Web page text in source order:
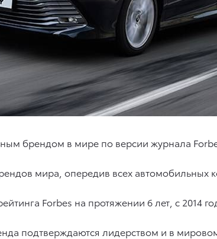
брендом в мире по версии журнала
мира, опередив всех автомобильных
Forbes на протяжении 6 лет, с 2014
подтверждаются лидерством и в